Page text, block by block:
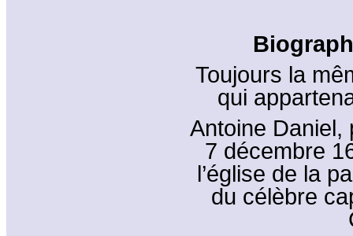
Toujours la
qui
Antoine Daniel,
7 décembre
l’église de la
du célèbre